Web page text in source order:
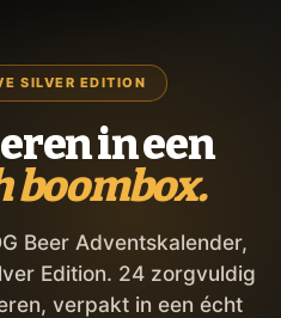
SILVER EDITION
in een
boombox.
Beer Adventskalender,
Edition. 24 zorgvuldig
verpakt in een écht